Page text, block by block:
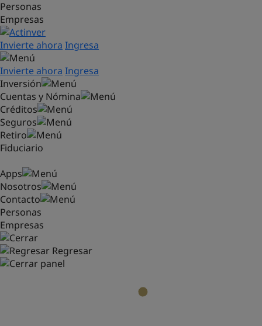
Saltar al contenido principal
Personas
Empresas
Invierte ahora Ingresa
Invierte ahora Ingresa
Inversión
Cuentas y Nómina
Créditos
Seguros
Retiro
Fiduciario
Apps
Nosotros
Contacto
Personas
Empresas
Regresar